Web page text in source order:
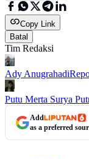
Copy Link
Batal
Tim Redaksi
Ady Anugrahadi
Putu Merta Surya
Add
as a preferred